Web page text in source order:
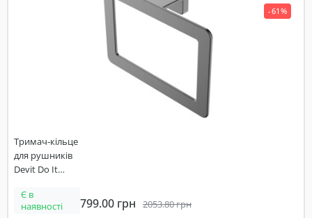
-61%
Тримач-кільце
для рушників
Devit Do It
brushed gun
metal
Є в
наявності
799.00 грн 2053.80 грн